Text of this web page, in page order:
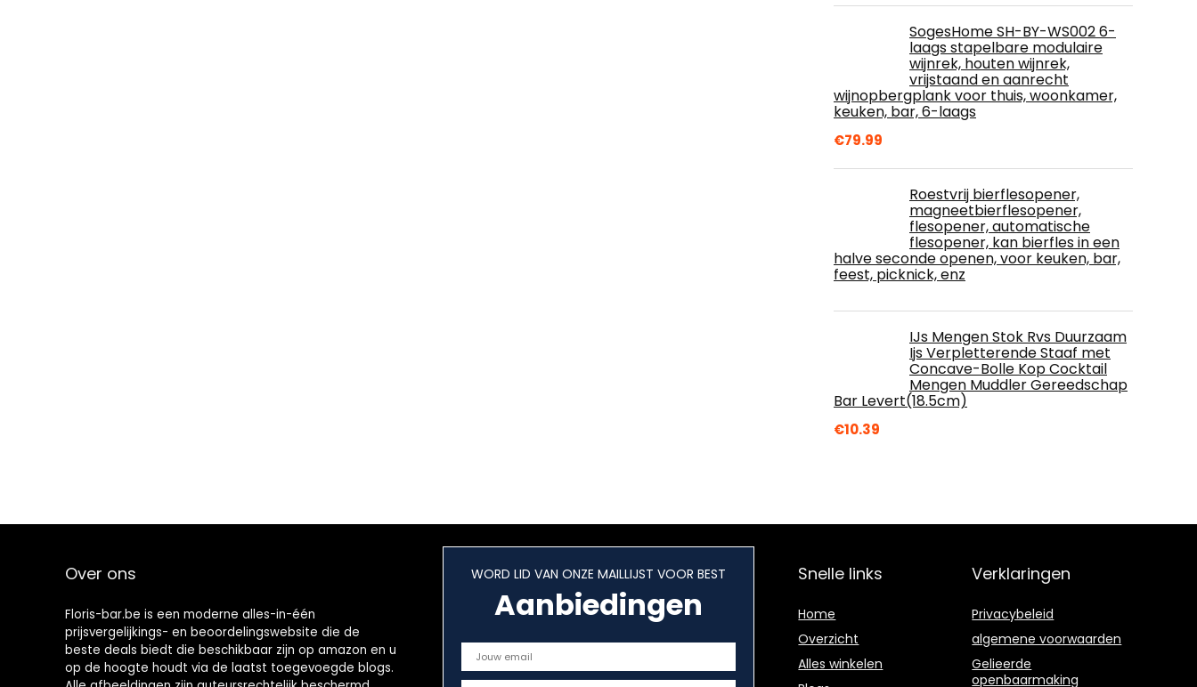
SogesHome SH-BY-WS002 6-
laags stapelbare modulaire
wijnrek, houten wijnrek,
vrijstaand en aanrecht
wijnopbergplank voor thuis, woonkamer,
keuken, bar, 6-laags
€79.99
Roestvrij bierflesopener,
magneetbierflesopener,
flesopener, automatische
flesopener, kan bierfles in een
halve seconde openen, voor keuken, bar,
feest, picknick, enz
IJs Mengen Stok Rvs Duurzaam
Ijs Verpletterende Staaf met
Concave-Bolle Kop Cocktail
Mengen Muddler Gereedschap
Bar Levert(18.5cm)
€10.39
Over ons
Floris-bar.be is een moderne alles-in-één
prijsvergelijkings- en beoordelingswebsite die de
beste deals biedt die beschikbaar zijn op amazon en u
op de hoogte houdt via de laatst toegevoegde blogs.
WORD LID VAN ONZE MAILLIJST VOOR BEST
Aanbiedingen
Snelle links
Home
Overzicht
Alles winkelen
Verklaringen
Privacybeleid
algemene voorwaarden
Gelieerde
openbaarmaking